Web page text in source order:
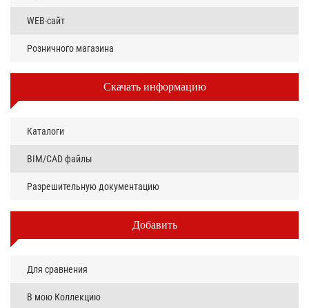
WEB-сайт
Розничного магазина
Скачать информацию
Каталоги
BIM/CAD файлы
Разрешительную документацию
Добавить
Для сравнения
В мою Коллекцию